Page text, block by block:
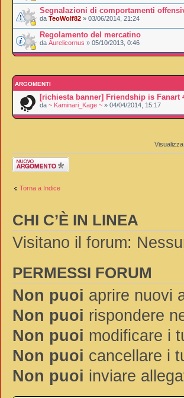
Segnalazioni di comportamenti
da TeoWolf82 » 03/06/2014, 21:24
Regolamento del mercatino
da Aurelicornus » 05/10/2013, 0:46
ARGOMENTI
[richiesta banner] Friendship is Fanart
da ~ Kaminari_Kage ~ » 04/04/2014, 15:17
Scrivi un nuovo
argomento
Torna a Indice
CHI C’È IN LINEA
Visitano il forum:
PERMESSI FORUM
Non puoi aprire nuovi
Non puoi rispondere
Non puoi modificare i
Non puoi cancellare i
Non puoi inviare